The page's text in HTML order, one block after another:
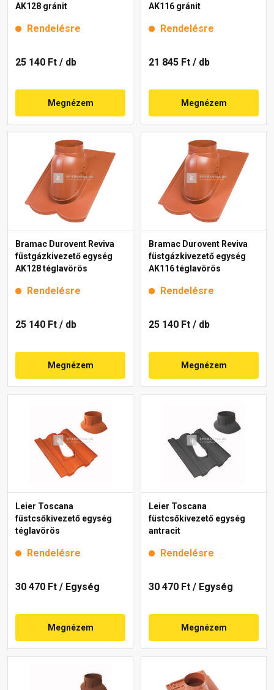
AK128 gránit
Rendelésre
25 140 Ft / db
Megnézem
AK116 gránit
Rendelésre
21 845 Ft / db
Megnézem
Bramac Durovent Reviva
füstgázkivezető egység
AK128 téglavörös
Rendelésre
25 140 Ft / db
Megnézem
Bramac Durovent Reviva
füstgázkivezető egység
AK116 téglavörös
Rendelésre
25 140 Ft / db
Megnézem
Leier Toscana
füstcsőkivezető egység
téglavörös
Rendelésre
30 470 Ft / Egység
Megnézem
Leier Toscana
füstcsőkivezető egység
antracit
Rendelésre
30 470 Ft / Egység
Megnézem